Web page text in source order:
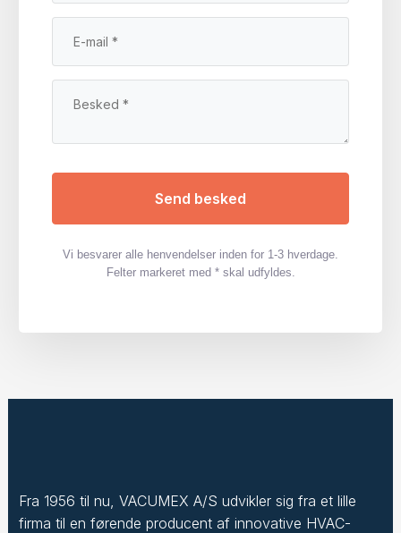
Vi besvarer alle henvendelser inden for 1-3 hverdage.
Felter markeret med * skal udfyldes.
Fra 1956 til nu, VACUMEX A/S udvikler sig fra et lille
firma til en førende producent af innovative HVAC-